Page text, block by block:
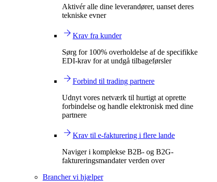
Aktivér alle dine leverandører, uanset deres
tekniske evner
Krav fra kunder
Sørg for 100% overholdelse af de specifikke
EDI-krav for at undgå tilbageførsler
Forbind til trading partnere
Udnyt vores netværk til hurtigt at oprette
forbindelse og handle elektronisk med dine
partnere
Krav til e-fakturering i flere lande
Naviger i komplekse B2B- og B2G-
faktureringsmandater verden over
Brancher vi hjælper